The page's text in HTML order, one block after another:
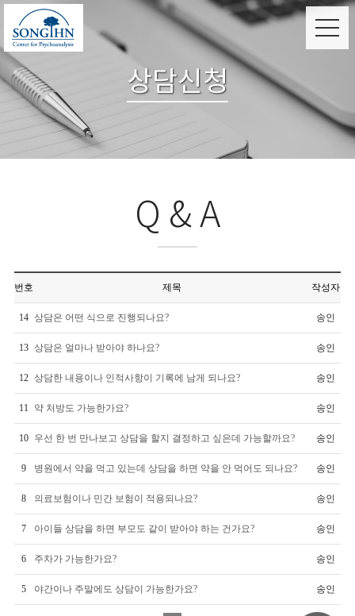
상담신청
Q & A
번호 제목 작성자
14 상담은 어떤 식으로 진행되나요? 송인
13 상담은 얼마나 받아야 하나요? 송인
12 상담한 내용이나 인적사항이 기록에 남게 되나요? 송인
11 약 처방도 가능한가요? 송인
10 우선 한 번 만나보고 상담을 할지 결정하고 싶은데 가능할까요? 송인
9 병원에서 약을 먹고 있는데 상담을 하면 약을 안 먹어도 되나요? 송인
8 의료보험이나 민간 보험이 적용되나요? 송인
7 아이들 상담을 하면 부모도 같이 받아야 하는 건가요? 송인
6 주차가 가능한가요? 송인
5 야간이나 주말에도 상담이 가능한가요? 송인